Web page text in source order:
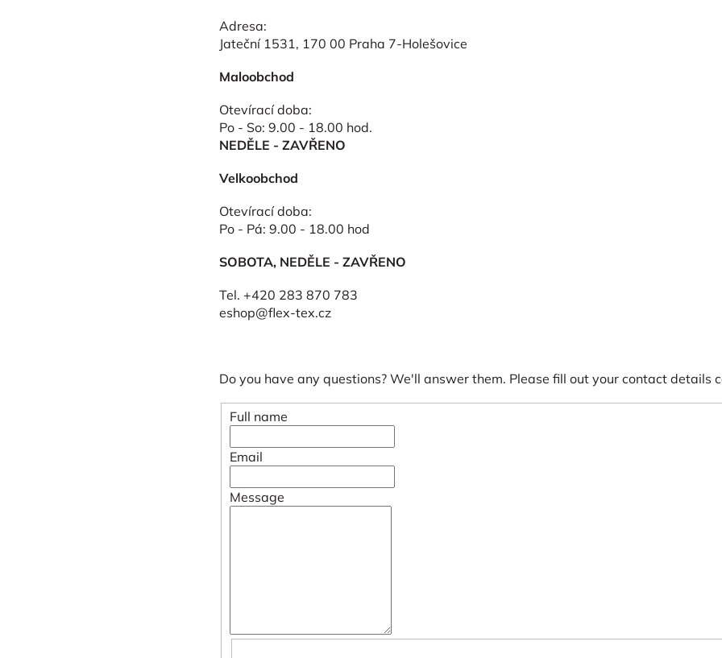
Adresa:
Jateční 1531, 170 00 Praha 7-Holešovice
Maloobchod
Otevírací doba:
Po - So: 9.00 - 18.00 hod.
NEDĚLE - ZAVŘENO
Velkoobchod
Otevírací doba:
Po - Pá: 9.00 - 18.00 hod
SOBOTA, NEDĚLE - ZAVŘENO
Tel. +420 283 870 783
eshop@flex-tex.cz
Do you have any questions? We'll answer them. Please fill out your contact details
Full name
Email
Message